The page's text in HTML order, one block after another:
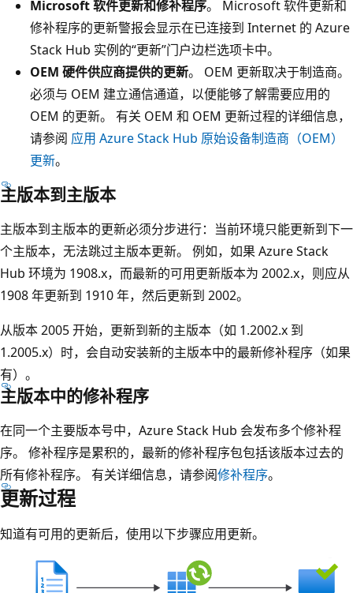
Microsoft 软件更新和修补程序。 Microsoft 软件更新和
修补程序的更新警报会显示在已连接到 Internet 的 Azure
Stack Hub 实例的“更新”门户边栏选项卡中。
OEM 硬件供应商提供的更新。 OEM 更新取决于制造商。
必须与 OEM 建立通信通道，以便能够了解需要应用的
OEM 的更新。 有关 OEM 和 OEM 更新过程的详细信息，
请参阅 应用 Azure Stack Hub 原始设备制造商（OEM）
更新。
主版本到主版本
主版本到主版本的更新必须分步进行：当前环境只能更新到下一
个主版本，无法跳过主版本更新。 例如，如果 Azure Stack
Hub 环境为 1908.x，而最新的可用更新版本为 2002.x，则应从
1908 年更新到 1910 年，然后更新到 2002。
从版本 2005 开始，更新到新的主版本（如 1.2002.x 到
1.2005.x）时，会自动安装新的主版本中的最新修补程序（如果
有）。
主版本中的修补程序
在同一个主要版本号中，Azure Stack Hub 会发布多个修补程
序。 修补程序是累积的，最新的修补程序包包括该版本过去的
所有修补程序。 有关详细信息，请参阅修补程序。
更新过程
知道有可用的更新后，使用以下步骤应用更新。